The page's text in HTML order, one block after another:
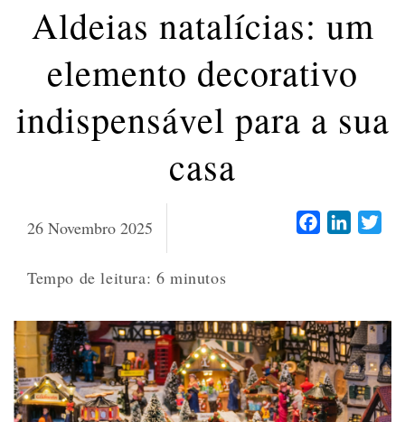
Aldeias natalícias: um
elemento decorativo
indispensável para a sua
casa
26 Novembro 2025
Tempo de leitura: 6 minutos
Facebook